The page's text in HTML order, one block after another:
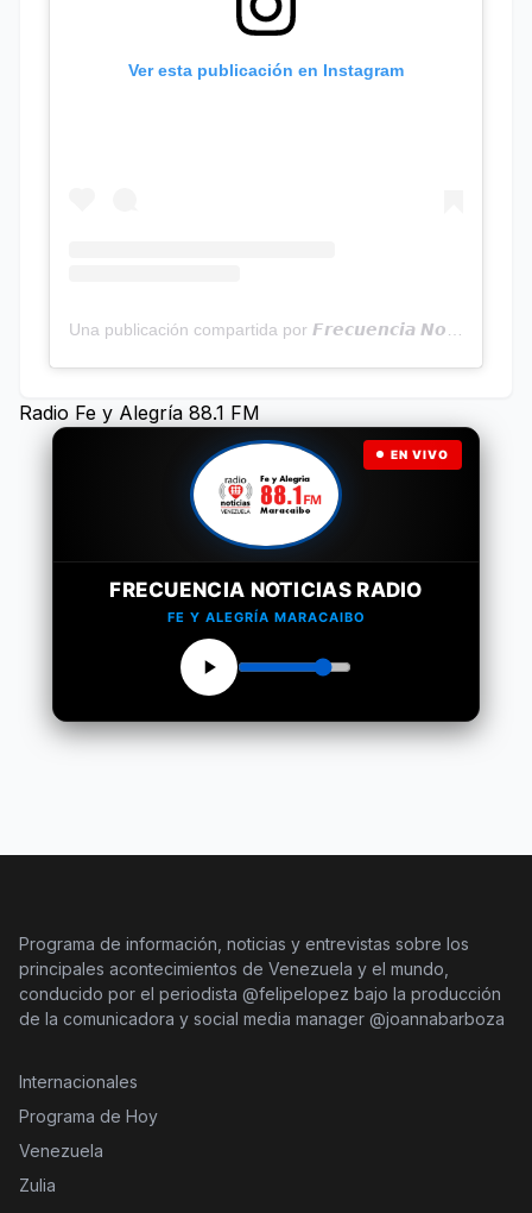
Ver esta publicación en Instagram
Radio Fe y Alegría 88.1 FM
EN VIVO
FRECUENCIA NOTICIAS RADIO
FE Y ALEGRÍA MARACAIBO
Programa de información, noticias y entrevistas sobre los
principales acontecimientos de Venezuela y el mundo,
conducido por el periodista @felipelopez bajo la producción
de la comunicadora y social media manager @joannabarboza
Internacionales
Programa de Hoy
Venezuela
Zulia